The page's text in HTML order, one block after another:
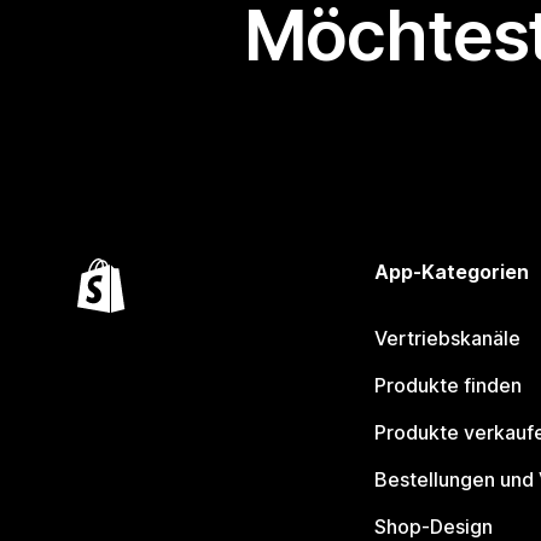
App-Kategorien
Vertriebskanäle
Produkte finden
Produkte
Bestellungen und
Shop-Design